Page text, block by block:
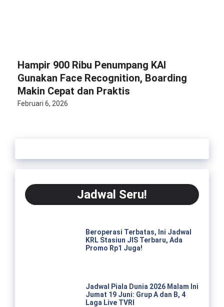
Hampir 900 Ribu Penumpang KAI
Gunakan Face Recognition, Boarding
Makin Cepat dan Praktis
Februari 6, 2026
Jadwal Seru!
Beroperasi Terbatas, Ini Jadwal
KRL Stasiun JIS Terbaru, Ada
Promo Rp1 Juga!
Jadwal Piala Dunia 2026 Malam Ini
Jumat 19 Juni: Grup A dan B, 4
Laga Live TVRI